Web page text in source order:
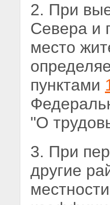
2. При
Севера и
место
пунктами
"О
3. При
другие